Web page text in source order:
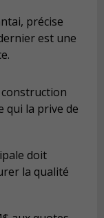
précise
est une
qui la prive de
doit
la qualité